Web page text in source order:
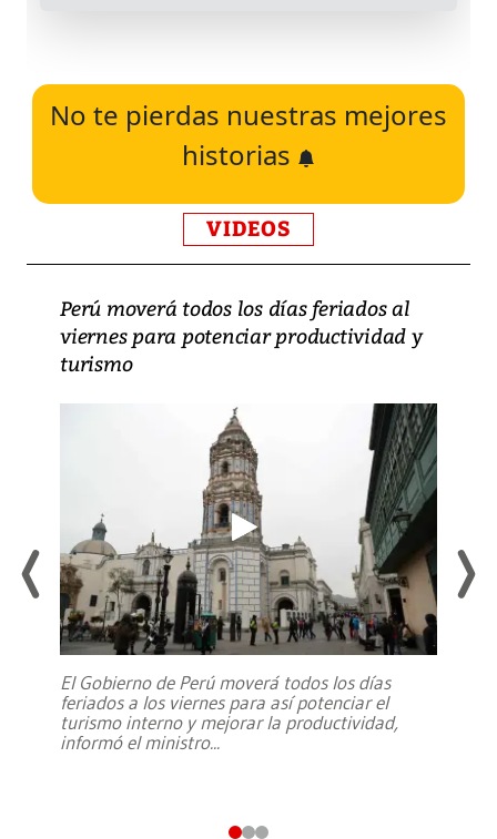
No te pierdas nuestras mejores
historias
VIDEOS
Perú moverá todos los días feriados al
viernes para potenciar productividad y
turismo
El Gobierno de Perú moverá todos los días
feriados a los viernes para así potenciar el
turismo interno y mejorar la productividad,
informó el ministro...